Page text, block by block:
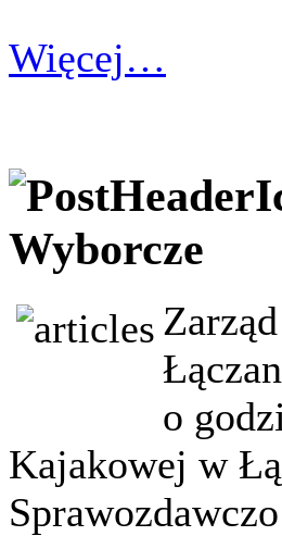
Więcej…
Wyborcze
o
Kajakowej w